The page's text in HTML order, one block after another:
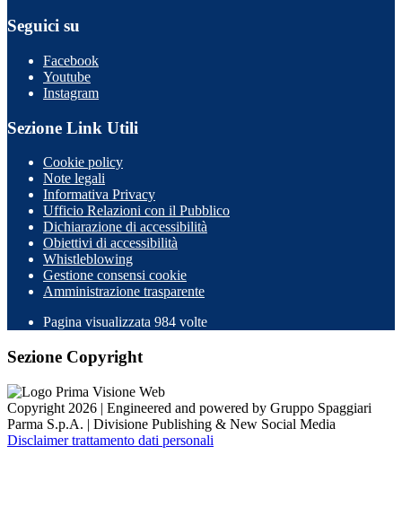
Seguici su
Facebook
Youtube
Instagram
Sezione Link Utili
Cookie policy
Note legali
Informativa Privacy
Ufficio Relazioni con il Pubblico
Dichiarazione di accessibilità
Obiettivi di accessibilità
Whistleblowing
Gestione consensi cookie
Amministrazione trasparente
Pagina visualizzata 984 volte
Sezione Copyright
Copyright 2026 | Engineered and powered by Gruppo Spaggiari
Parma S.p.A. | Divisione Publishing & New Social Media
Disclaimer trattamento dati personali